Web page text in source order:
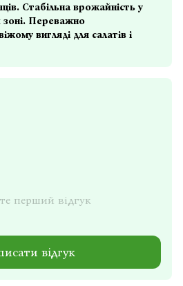
Стабільна врожайність у
зоні. Переважно
вигляді для салатів і
перший відгук
відгук